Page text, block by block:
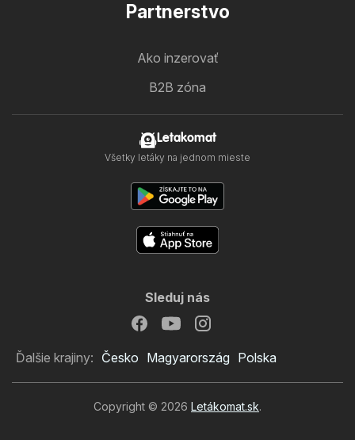
Partnerstvo
Ako inzerovať
B2B zóna
Letakomat
Všetky letáky na jednom mieste
Sleduj nás
Ďalšie krajiny: Česko Magyarország Polska
Copyright © 2026 Letákomat.sk.